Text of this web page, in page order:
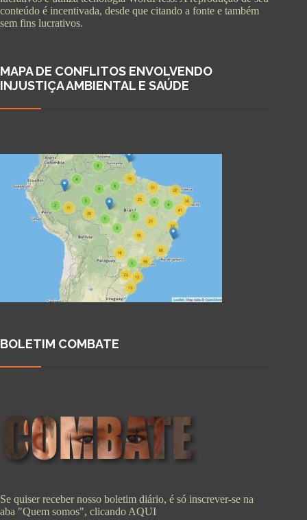
conteúdo é incentivada, desde que citando a fonte e também
sem fins lucrativos.
MAPA DE CONFLITOS ENVOLVENDO
INJUSTIÇA AMBIENTAL E SAÚDE
BOLETIM COMBATE
Se quiser receber nosso boletim diário, é só inscrever-se na
aba "Quem somos", clicandoAQUI